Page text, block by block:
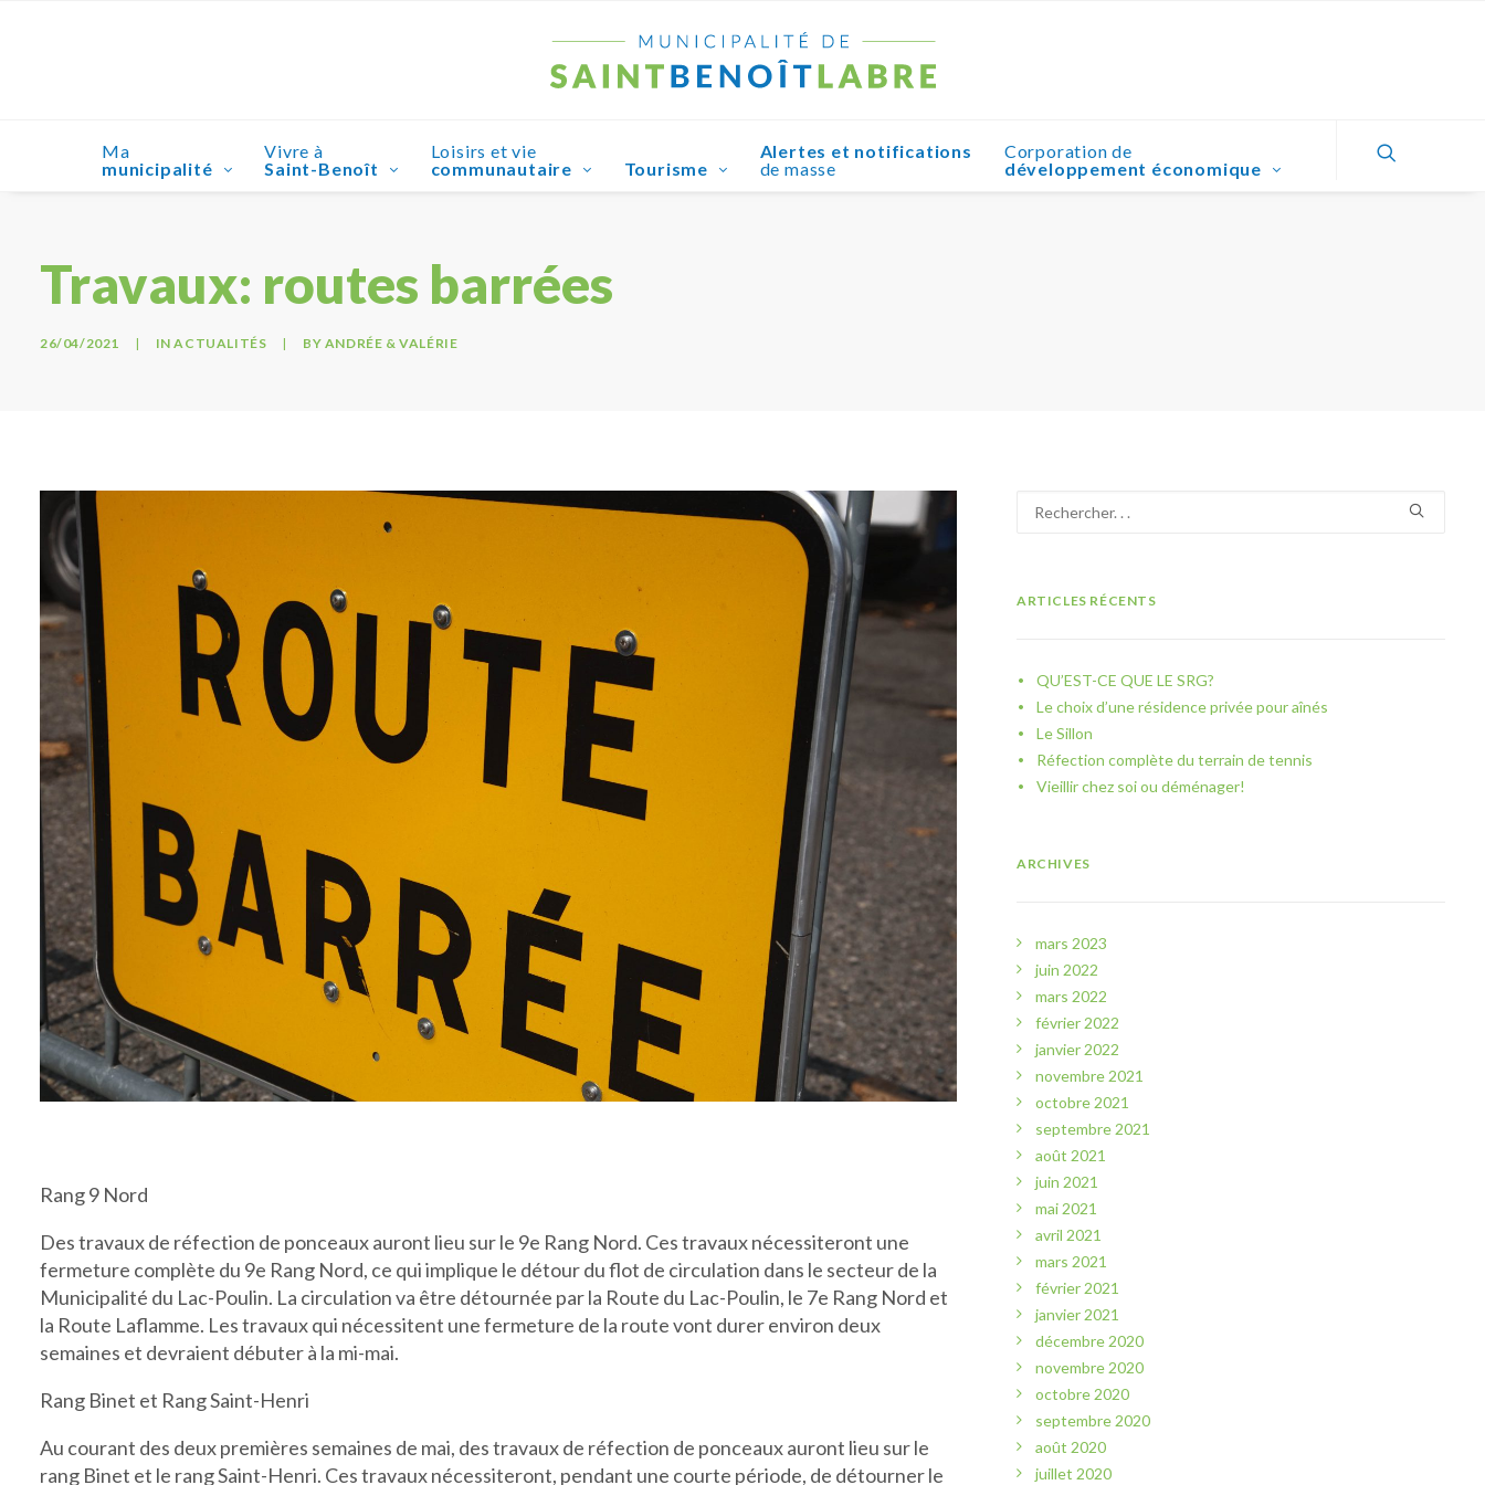
Ma
municipalité
Vivre à
Saint-Benoît
Loisirs et vie
communautaire
Tourisme
Alertes et notifications
de masse
Corporation de
développement économique
Travaux: routes barrées
26/04/2021 | INACTUALITÉS | BY ANDRÉE & VALÉRIE
Rang 9 Nord
Des travaux de réfection de ponceaux auront lieu sur le 9e Rang Nord. Ces travaux nécessiteront une
fermeture complète du 9e Rang Nord, ce qui implique le détour du flot de circulation dans le secteur de la
Municipalité du Lac-Poulin. La circulation va être détournée par la Route du Lac-Poulin, le 7e Rang Nord et
la Route Laflamme. Les travaux qui nécessitent une fermeture de la route vont durer environ deux
semaines et devraient débuter à la mi-mai.
Rang Binet et Rang Saint-Henri
Au courant des deux premières semaines de mai, des travaux de réfection de ponceaux auront lieu sur le
rang Binet et le rang Saint-Henri. Ces travaux nécessiteront, pendant une courte période, de détourner le
ARTICLES RÉCENTS
QU’EST-CE QUE LE SRG?
Le choix d’une résidence privée pour aînés
Le Sillon
Réfection complète du terrain de tennis
Vieillir chez soi ou déménager!
ARCHIVES
mars 2023
juin 2022
mars 2022
février 2022
janvier 2022
novembre 2021
octobre 2021
septembre 2021
août 2021
juin 2021
mai 2021
avril 2021
mars 2021
février 2021
janvier 2021
décembre 2020
novembre 2020
octobre 2020
septembre 2020
août 2020
juillet 2020